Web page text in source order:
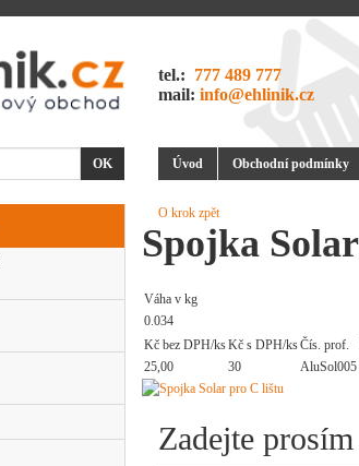
tel.: 777 489 777
mail: info@ehlinik.cz
Úvod Obchodní podmínky
O krok zpět
Spojka
Váha v kg
0.034
Kč bez DPH/ksKč s DPH/ksČís. prof.
25,00
30 AluSol005
Zadejte